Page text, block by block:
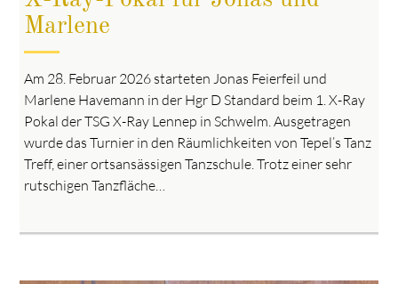
Marlene
Am 28. Februar 2026 starteten Jonas Feierfeil und
Marlene Havemann in der Hgr D Standard beim 1. X-Ray
Pokal der TSG X-Ray Lennep in Schwelm. Ausgetragen
wurde das Turnier in den Räumlichkeiten von Tepel’s Tanz
Treff, einer ortsansässigen Tanzschule. Trotz einer sehr
rutschigen Tanzfläche…